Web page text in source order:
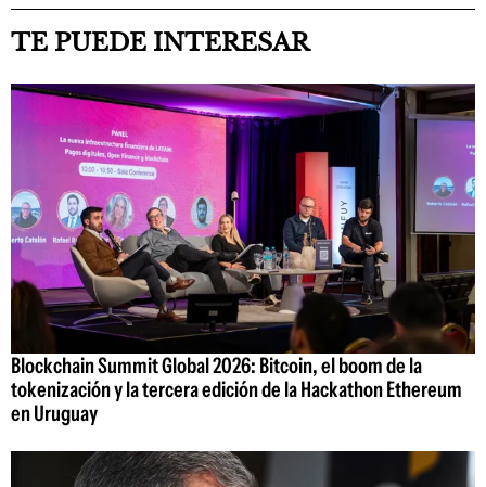
TE PUEDE INTERESAR
Blockchain Summit Global 2026: Bitcoin, el boom de la
tokenización y la tercera edición de la Hackathon Ethereum
en Uruguay